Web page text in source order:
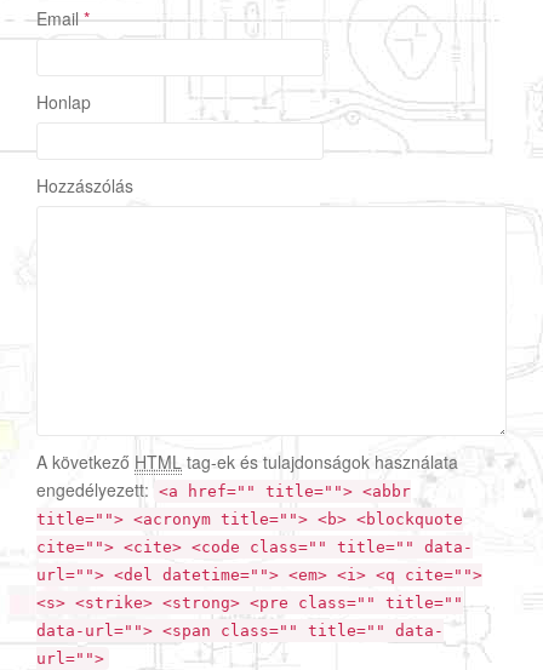
Email*
Honlap
Hozzászólás
A következő HTML tag-ek és tulajdonságok használata
engedélyezett: <a href="" title=""> <abbr
title=""> <acronym title=""> <b> <blockquote
cite=""> <cite> <code class="" title="" data-
url=""> <del datetime=""> <em> <i> <q cite="">
<s> <strike> <strong> <pre class="" title=""
data-url=""> <span class="" title="" data-
url="">